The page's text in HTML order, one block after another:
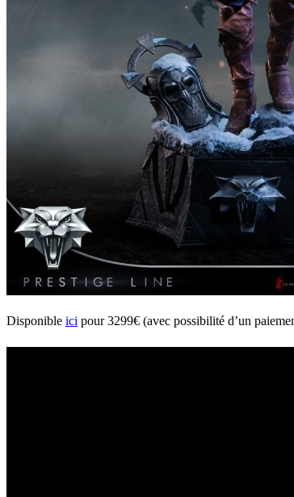
Disponible ici pour 3299€ (avec possibilité d’un